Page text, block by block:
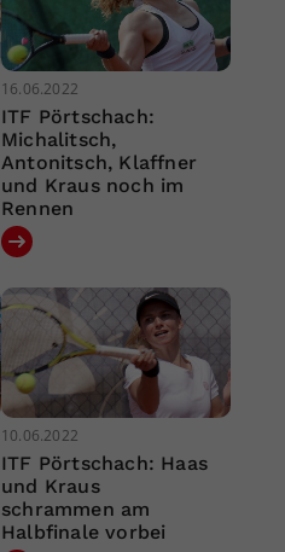
16.06.2022
ITF Pörtschach:
Michalitsch,
Antonitsch, Klaffner
und Kraus noch im
Rennen
10.06.2022
ITF Pörtschach: Haas
und Kraus
schrammen am
Halbfinale vorbei